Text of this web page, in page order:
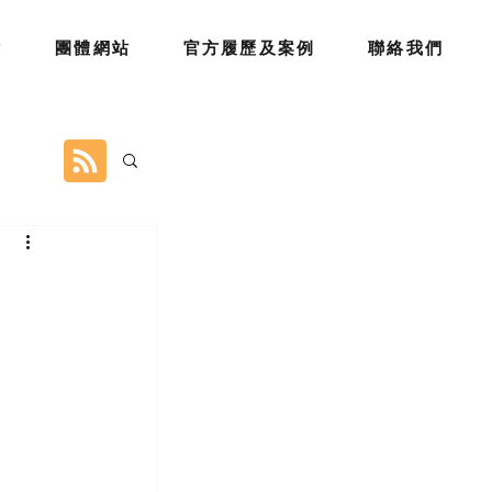
團體網站 官方履歷及案例 聯絡我們